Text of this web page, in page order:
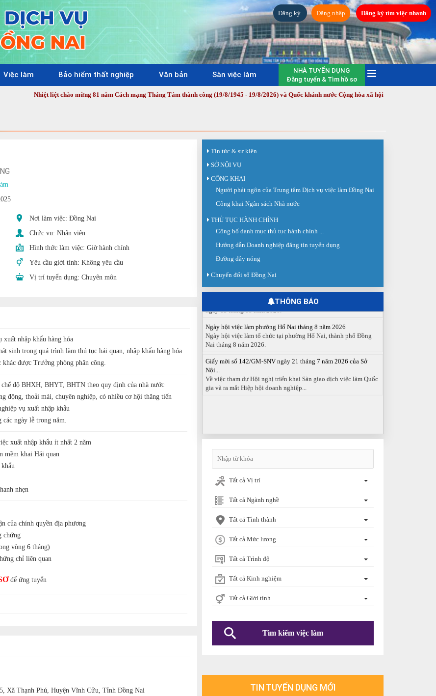
Đăng ký Đăng nhập Đăng ký tìm việc nhanh
Việc làm Bảo hiểm thất nghiệp Văn bản Sàn việc làm
NHÀ TUYỂN DỤNG
Đăng tuyển & Tìm hồ sơ
liệt chào mừng 81 năm Cách mạng Tháng Tám thành công (19/8/1945 - 19/8/2026) và Quốc khánh nước Cộng hòa xã hội chủ nghĩa Việt Nam (2/9/
Nơi làm việc: Đồng Nai
Chức vụ: Nhân viên
Hình thức làm việc: Giờ hành chính
Yêu cầu giới tính: Không yêu cầu
Vị trí tuyển dụng: Chuyên môn
nhập khẩu hàng hóa
sinh trong quá trình làm thủ tục hải quan, nhập khẩu hàng hóa
được Trưởng phòng phân công.
độ BHXH, BHYT, BHTN theo quy định của nhà nước
động, thoải mái, chuyên nghiệp, có nhiều cơ hội thăng tiến
vụ xuất nhập khẩu
ngày lễ trong năm.
xuất nhập khẩu ít nhất 2 năm
mềm khai Hải quan
nhẹn
của chính quyền địa phương
chứng
vòng 6 tháng)
chỉ liên quan
để ứng tuyển
Xã Thạnh Phú, Huyện Vĩnh Cửu, Tỉnh Đồng Nai
Tin tức & sự kiện
SỞ NỘI VỤ
CÔNG KHAI
Người phát ngôn của Trung tâm Dịch vụ việc làm Đồng Nai
Công khai Ngân sách Nhà nước
THỦ TỤC HÀNH CHÍNH
Công bố danh mục thủ tục hành chính ...
Hướng dẫn Doanh nghiệp đăng tin tuyển dụng
Đường dây nóng
Chuyển đổi số Đồng Nai
THÔNG BÁO
Sàn giao dịch việc làm lần thứ 08 năm 2026: Hơn 4.300 cơ hội...
Sáng ngày 03/8/2026, Trung tâm Dịch vụ việc làm Đồng Nai tổ
Đồng...
Báo cáo kết quả tổ chức Sàn giao dịch việc làm lần thứ 08/2026
ngày 03 tháng 08 năm 2026.
Ngày hội việc làm phường Hố Nai tháng 8 năm 2026
Ngày hội việc làm tổ chức tại phường Hố Nai, thành phố Đồng
Nai tháng 8 năm 2026.
Giấy mời số 142/GM-SNV ngày 21 tháng 7 năm 2026 của Sở
Nội...
Về việc tham dự Hội nghị triển khai Sàn giao dịch việc làm Quốc
gia và ra mắt Hiệp hội doanh nghiệp...
Tất cả Vị trí
Tất cả Ngành nghề
Tất cả Tỉnh thành
Tất cả Mức lương
Tất cả Trình độ
Tất cả Kinh nghiệm
Tất cả Giới tính
TIN TUYỂN DỤNG MỚI